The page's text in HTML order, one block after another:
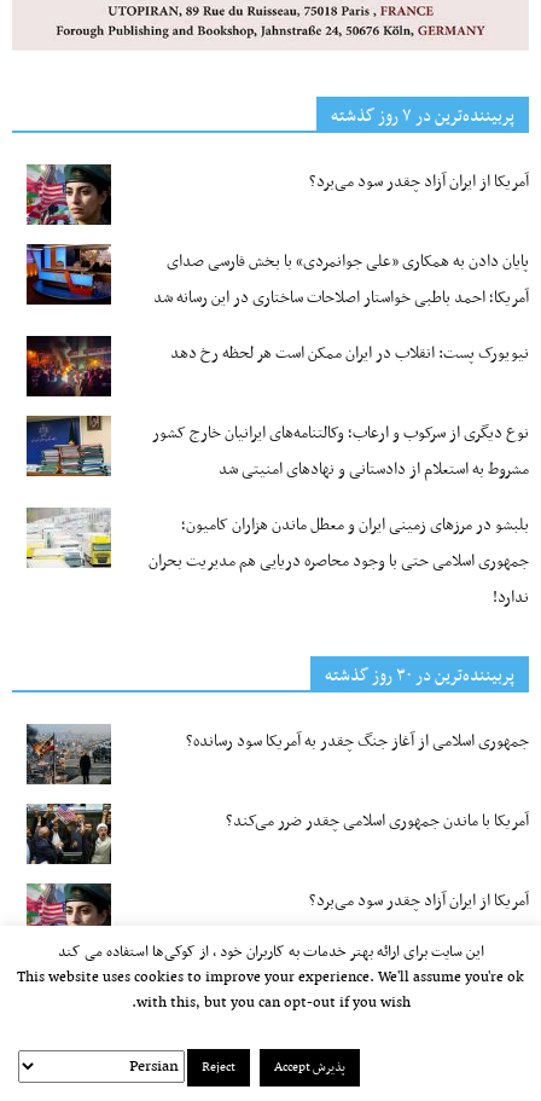
پربیننده‌ترین‌ در ۷ روز گذشته
آمریکا از ایران آزاد چقدر سود می‌برد؟
پایان دادن به همکاری «علی جوانمردی» با بخش فارسی صدای
آمریکا؛ احمد باطبی خواستار اصلاحات ساختاری در این رسانه شد
نیویورک پست: انقلاب در ایران ممکن است هر لحظه رخ دهد
نوع دیگری از سرکوب و ارعاب؛ وکالتنامه‌های ایرانیان خارج کشور
مشروط به استعلام از دادستانی و نهادهای امنیتی شد
بلبشو در مرزهای زمینی ایران و معطل ماندن هزاران کامیون؛
جمهوری اسلامی حتی با وجود محاصره دریایی هم مدیریت بحران
ندارد!
پربیننده‌ترین‌ در ۳۰ روز گذشته
جمهوری اسلامی از آغاز جنگ چقدر به آمریکا سود رسانده؟
آمریکا با ماندن جمهوری اسلامی چقدر ضرر می‌کند؟
آمریکا از ایران آزاد چقدر سود می‌برد؟
پایان دادن به همکاری «علی جوانمردی» با بخش فارسی صدای
آمریکا؛ احمد باطبی خواستار اصلاحات ساختاری در این رسانه شد
هوش مصنوعی درباره آینده هوش مصنوعی چه می‌گوید؟
این سایت برای ارائه بهتر خدمات به کاربران خود ، از کوکی‌ها استفاده می کند
This website uses cookies to improve your experience. We'll assume you're ok
with this, but you can opt-out if you wish.
پذیرش Accept Reject